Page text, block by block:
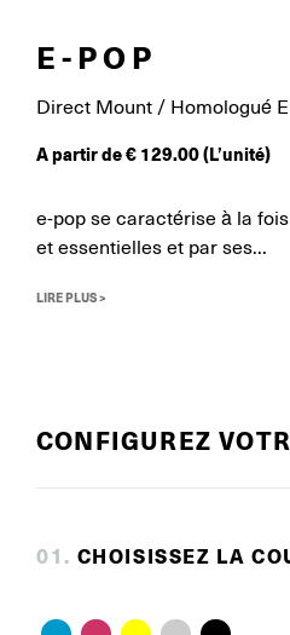
E-POP
Direct Mount / Homologué E
A partir de€ 129.00(L’unité)
e-pop se caractérise à la
et essentielles et par ses...
LIRE PLUS >
CONFIGUREZ
01 . CHOISISSEZ LA